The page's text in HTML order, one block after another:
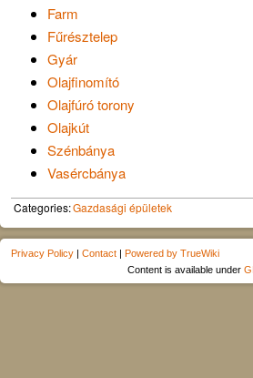
Farm
Fűrésztelep
Gyár
Olajfinomító
Olajfúró torony
Olajkút
Szénbánya
Vasércbánya
Categories:Gazdasági épületek
Privacy Policy | Contact | Powered by TrueWiki
Content is available under